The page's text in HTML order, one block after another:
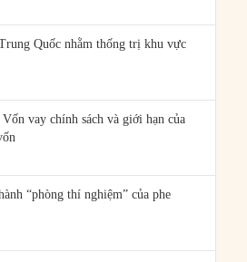
Quốc nhằm thống trị khu vực
vay chính sách và giới hạn của
“phòng thí nghiệm” của phe